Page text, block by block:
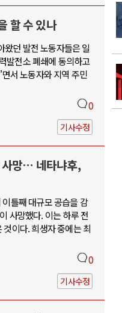
할 수 있나
던 발전 노동자들은 일
발전소 폐쇄에 동의하고
서 노동자와 지역 주민
0
기사수정
사망… 네타냐후,
틀째 대규모 공습을 감
사망했다. 이는 하루 전
이다. 희생자 중에는 최
0
기사수정